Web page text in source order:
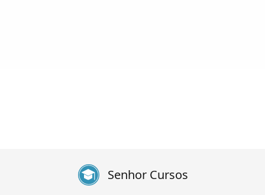
Senhor Cursos